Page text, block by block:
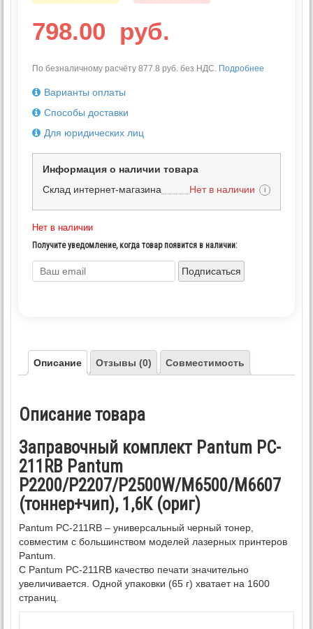
798.00 руб.
По безналичному расчёту 877.8 руб. без НДС. Подробнее
Варианты оплаты
Способы доставки
Для юридических лиц
Информация о наличии товара
Склад интернет-магазина
Нет в наличии i
Нет в наличии
Получите уведомление, когда товар появится в наличии:
Подписаться
Описание Отзывы (0) Совместимость
Описание товара
Заправочный комплект Pantum PC-
211RB Pantum
P2200/P2207/P2500W/M6500/M6607
(тоннер+чип), 1,6К (ориг)
Pantum PC-211RB – универсальный черный тонер,
совместим с большинством моделей лазерных принтеров
Pantum.
С Pantum PC-211RB качество печати значительно
увеличивается. Одной упаковки (65 г) хватает на 1600
страниц.